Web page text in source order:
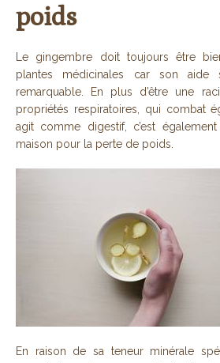
poids
Le gingembre doit toujours être
plantes médicinales car son aide
remarquable. En plus d’être une
propriétés respiratoires, qui combat
agit comme digestif, c’est
maison pour la perte de poids.
En raison de sa teneur minérale